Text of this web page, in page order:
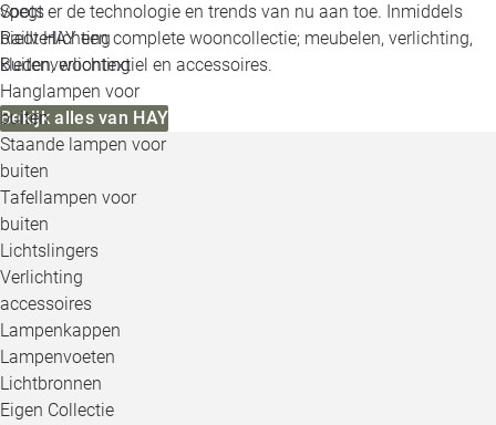
Spots
Railverlichting
Buitenverlichting
Hanglampen voor
buiten
Staande lampen voor
buiten
Tafellampen voor
buiten
Lichtslingers
Verlichting
accessoires
Lampenkappen
Lampenvoeten
Lichtbronnen
Eigen Collectie
voegt er de technologie en trends van nu aan toe. Inmiddels
biedt HAY een complete wooncollectie; meubelen, verlichting,
kleden, woontextiel en accessoires.
Bekijk alles van HAY